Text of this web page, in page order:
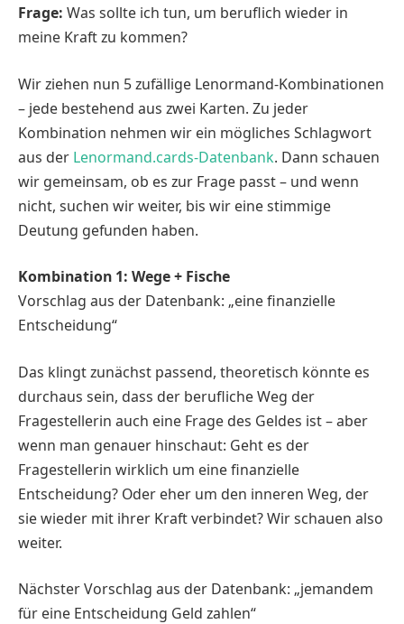
Frage: Was sollte ich tun, um beruflich wieder in
meine Kraft zu kommen?
Wir ziehen nun 5 zufällige Lenormand-Kombinationen
– jede bestehend aus zwei Karten. Zu jeder
Kombination nehmen wir ein mögliches Schlagwort
aus der Lenormand.cards-Datenbank. Dann schauen
wir gemeinsam, ob es zur Frage passt – und wenn
nicht, suchen wir weiter, bis wir eine stimmige
Deutung gefunden haben.
Kombination 1: Wege + Fische
Vorschlag aus der Datenbank: „eine finanzielle
Entscheidung“
Das klingt zunächst passend, theoretisch könnte es
durchaus sein, dass der berufliche Weg der
Fragestellerin auch eine Frage des Geldes ist – aber
wenn man genauer hinschaut: Geht es der
Fragestellerin wirklich um eine finanzielle
Entscheidung? Oder eher um den inneren Weg, der
sie wieder mit ihrer Kraft verbindet? Wir schauen also
weiter.
Nächster Vorschlag aus der Datenbank: „jemandem
für eine Entscheidung Geld zahlen“